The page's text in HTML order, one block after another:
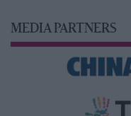
MEDIA PARTNERS